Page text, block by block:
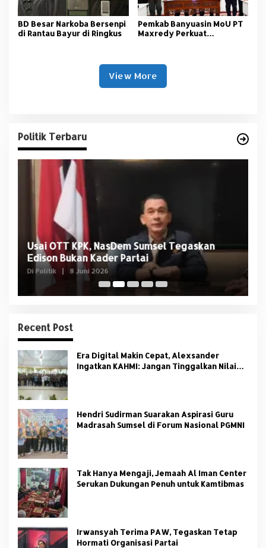
BD Besar Narkoba Bersenpi
di Rantau Bayur di Ringkus
Pemkab Banyuasin MoU PT
Maxredy Perkuat
View More
Politik Terbaru
Usai OTT KPK, NasDem Sumsel Tegaskan
Edison Bukan Kader Partai
Di Politik 8 Juni 2026
Recent Post
Era Digital Makin Cepat, Alexsander
Ingatkan KAHMI: Jangan Tinggalkan Nilai
Hendri Sudirman Suarakan Aspirasi Guru
Madrasah Sumsel di Forum Nasional PGMNI
Tak Hanya Mengaji, Jemaah Al Iman Center
Serukan Dukungan Penuh untuk Kamtibmas
Irwansyah Terima PAW, Tegaskan Tetap
Hormati Organisasi Partai